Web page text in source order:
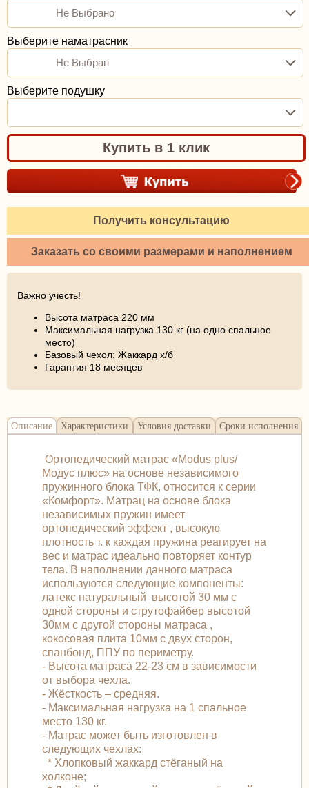
Не Выбрано
Выберите наматрасник
Не Выбран
Выберите подушку
Купить в 1 клик
Получить консультацию
Заказать со своими размерами и наполнением
Важно учесть!
Высота матраса 220 мм
Максимальная нагрузка 130 кг (на одно спальное
место)
Базовый чехол: Жаккард х/б
Гарантия 18 месяцев
Описание Характеристики Условия доставки Сроки исполнения
Ортопедический матрас «Modus plus/
Модус плюс» на основе независимого
пружинного блока ТФК, относится к серии
«Комфорт». Матрац на основе блока
независимых пружин имеет
ортопедический эффект , высокую
плотность т. к каждая пружина реагирует на
вес и матрас идеально повторяет контур
тела. В наполнении данного матраса
используются следующие компоненты:
латекс натуральный высотой 30 мм с
одной стороны и струтофайбер высотой
30мм с другой стороны матраса ,
кокосовая плита 10мм с двух сторон,
спанбонд, ППУ по периметру.
- Высота матраса 22-23 см в зависимости
от выбора чехла.
- Жёсткость – средняя.
- Максимальная нагрузка на 1 спальное
место 130 кг.
- Матрас может быть изготовлен в
следующих чехлах:
* Хлопковый жаккард стёганый на
холконе;